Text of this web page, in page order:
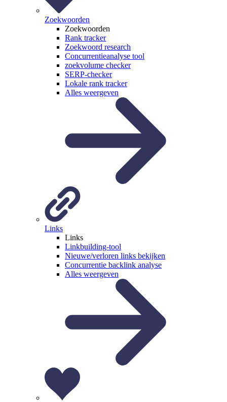
Zoekwoorden
Zoekwoorden
Rank tracker
Zoekwoord research
Concurrentieanalyse tool
zoekvolume checker
SERP-checker
Lokale rank tracker
Alles weergeven
Links
Links
Linkbuilding-tool
Nieuwe/verloren links bekijken
Concurrentie backlink analyse
Alles weergeven